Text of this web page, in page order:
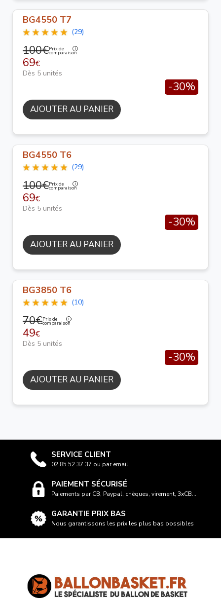
BG4550 T7
(29)
100€Prix de
comparaison
69€
Dès 5 unités
-30%
AJOUTER AU PANIER
BG4550 T6
(29)
100€Prix de
comparaison
69€
Dès 5 unités
-30%
AJOUTER AU PANIER
BG3850 T6
(10)
70€Prix de
comparaison
49€
Dès 5 unités
-30%
AJOUTER AU PANIER
SERVICE CLIENT
02 85 52 37 37 ou par email
PAIEMENT SÉCURISÉ
Paiements par CB, Paypal, chèques, virement, 3xCB...
GARANTIE PRIX BAS
Nous garantissons les prix les plus bas possibles